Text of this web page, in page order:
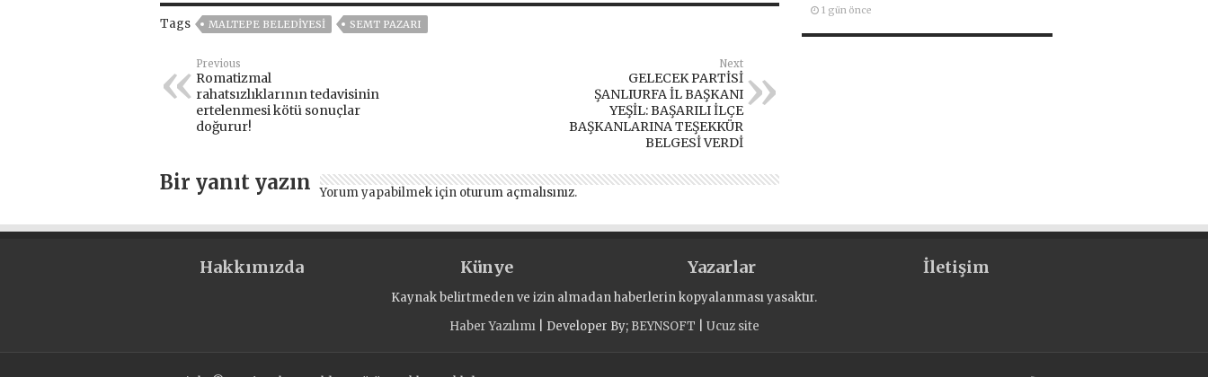
Tags MALTEPE BELEDIYESI SEMT PAZARI
Previous
Romatizmal
rahatsızlıklarının tedavisinin
ertelenmesi kötü sonuçlar
doğurur!
Next
GELECEK PARTİSİ
ŞANLIURFA İL BAŞKANI
YEŞİL: BAŞARILI İLÇE
BAŞKANLARINA TEŞEKKÜR
BELGESİ VERDİ
Bir yanıt yazın Yorum yapabilmek için oturum açmalısınız.
1 gün önce
Hakkımızda Künye Yazarlar İletişim
Kaynak belirtmeden ve izin almadan haberlerin kopyalanması yasaktır.
Haber Yazılımı| Developer By; BEYNSOFT Ucuz site